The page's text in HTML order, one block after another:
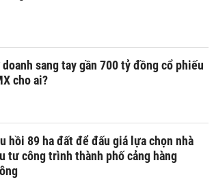
doanh sang tay gần 700 tỷ đồng cổ phiếu
cho ai?
hồi 89 ha đất để đấu giá lựa chọn nhà
tư công trình thành phố cảng hàng